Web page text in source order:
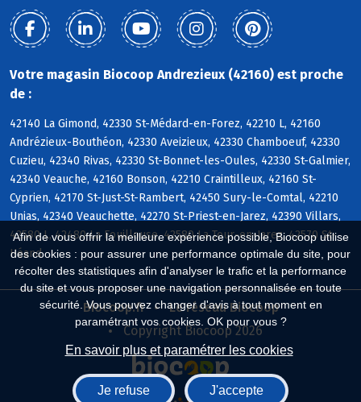
Afin de vous offrir la meilleure expérience possible, Biocoop utilise
des cookies : pour assurer une performance optimale du site, pour
récolter des statistiques afin d'analyser le trafic et la performance
du site et vous proposer une navigation personnalisée en toute
sécurité. Vous pouvez changer d'avis à tout moment en
paramétrant vos cookies. OK pour vous ?
En savoir plus et paramétrer les cookies
Je refuse J'accepte
Votre magasin Biocoop Andrezieux (42160) est proche
de :
42140 La Gimond, 42330 St-Médard-en-Forez, 42210 L, 42160
Andrézieux-Bouthéon, 42330 Aveizieux, 42330 Chamboeuf, 42330
Cuzieu, 42340 Rivas, 42330 St-Bonnet-les-Oules, 42330 St-Galmier,
42340 Veauche, 42160 Bonson, 42210 Craintilleux, 42160 St-
Cyprien, 42170 St-Just-St-Rambert, 42450 Sury-le-Comtal, 42210
Unias, 42340 Veauchette, 42270 St-Priest-en-Jarez, 42390 Villars,
42580 L, 42480 La Fouillouse, 42580 La Tour-en-Jarez, 42570 St-
Héand
Biocoop.fr
Le réseau Biocoop
Copyright Biocoop 2026